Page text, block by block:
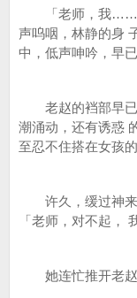
「老师，我……
声呜咽，林静的身
中，低声呻吟，早
老赵的裆部早已
潮涌动，还有诱惑
至忍不住搭在女孩
许久，缓过神来
「老师，对不起，
她连忙推开老赵